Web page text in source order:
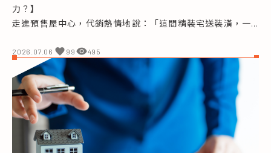
力？】
走進預售屋中心，代銷熱情地說：「這間精裝宅送裝潢，一
平房貸！」聽起來天衣無縫，但這真的是天上掉下來的禮物
嗎？
理財醫生陳大仁帶你直接拆解真實建案的報價單！你會發
現，那套「免費」的裝潢，不僅早已灌進總價，還會讓你多
付幾十萬的利息。當「房貸寬限期」的糖衣融化，每個月的
現金流缺口更可能讓你喘不過氣。買房千萬別被贈品吸引，
這篇為你揭開買房必看的 3 大財務真相！
2026.07.06 99 495